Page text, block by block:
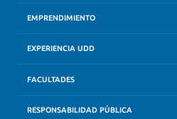
EMPRENDIMIENTO
EXPERIENCIA UDD
FACULTADES
RESPONSABILIDAD PÚBLICA